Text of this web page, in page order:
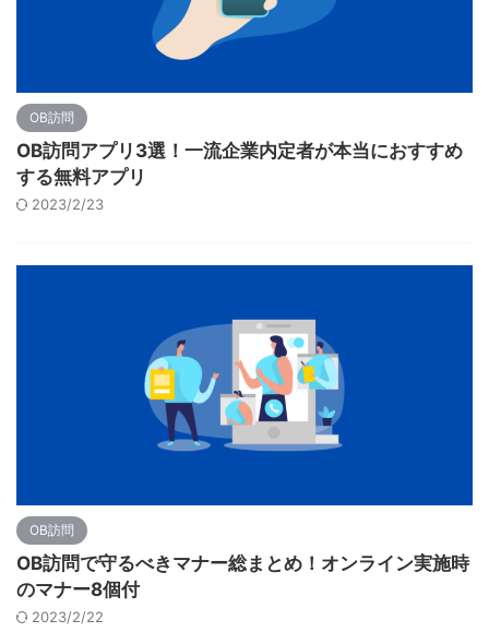
OB訪問
OB訪問アプリ3選！一流企業内定者が本当におすすめ
する無料アプリ
2023/2/23
OB訪問
OB訪問で守るべきマナー総まとめ！オンライン実施時
のマナー8個付
2023/2/22